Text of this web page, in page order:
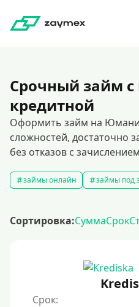
Срочный займ с
кредитной
Оформить займ на
сложностей, достаточно
без отказов с
займы онлайн займы под
Сортировка:СуммаСрок
Срок: